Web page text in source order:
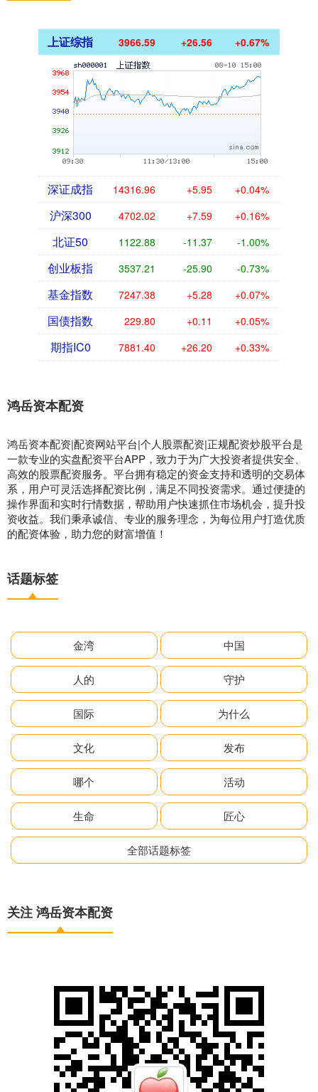
上证综指 3966.59 +26.56 +0.67%
深证成指 14316.96 +5.95 +0.04%
沪深300 4702.02 +7.59 +0.16%
北证50 1122.88 -11.37 -1.00%
创业板指 3537.21 -25.90 -0.73%
基金指数 7247.38 +5.28 +0.07%
国债指数 229.80 +0.11 +0.05%
期指IC0 7881.40 +26.20 +0.33%
鸿岳资本配资
鸿岳资本配资|配资网站平台|个人股票配资|正规配资炒股平台是
一款专业的实盘配资平台APP，致力于为广大投资者提供安全、
高效的股票配资服务。平台拥有稳定的资金支持和透明的交易体
系，用户可灵活选择配资比例，满足不同投资需求。通过便捷的
操作界面和实时行情数据，帮助用户快速抓住市场机会，提升投
资收益。我们秉承诚信、专业的服务理念，为每位用户打造优质
的配资体验，助力您的财富增值！
话题标签
金湾 中国
人的 守护
国际 为什么
文化 发布
哪个 活动
生命 匠心
全部话题标签
关注 鸿岳资本配资